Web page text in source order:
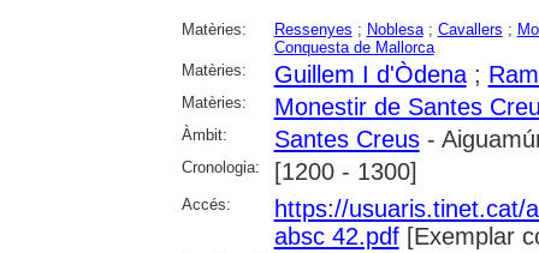
Matèries: Ressenyes ; Noblesa; Cavallers ;
Conquesta de Mallorca
Matèries:
Guillem I d'Òdena;
Matèries: Monestir de Santes
Àmbit: Santes Creus-
Cronologia: [1200 - 1300]
Accés:
https://usuaris.tinet.cat/
absc 42.pdf[Exemplar